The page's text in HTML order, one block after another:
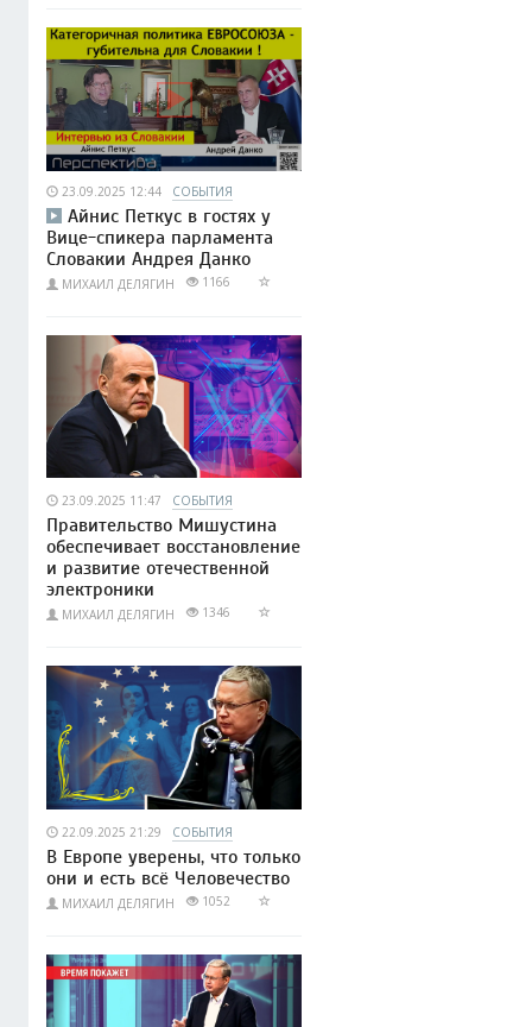
23.09.2025 12:44 СОБЫТИЯ
Айнис Петкус в гостях у
Вице-спикера парламента
Словакии Андрея Данко
МИХАИЛ ДЕЛЯГИН 1166
23.09.2025 11:47 СОБЫТИЯ
Правительство Мишустина
обеспечивает восстановление
и развитие отечественной
электроники
МИХАИЛ ДЕЛЯГИН 1346
22.09.2025 21:29 СОБЫТИЯ
В Европе уверены, что только
они и есть всё Человечество
МИХАИЛ ДЕЛЯГИН 1052